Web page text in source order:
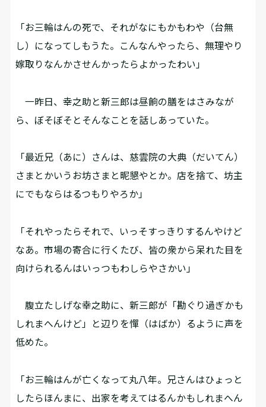
「お三輪はんの死で、それがなにもかもわや（台無
し）になってしもうた。こんなんやったら、無理やり
嫁取りなんかさせんかったらよかったわい」
一昨日、幸之助と新三郎は昼餉の膳をはさみなが
ら、ぼそぼそとそんなことを話しあっていた。
「最近兄（あに）さんは、慈雲院の大典（だいてん）
さまとかいうお坊さまと昵懇やとか。店を捨て、坊主
にでもならはるつもりやろか」
「それやったらそれで、いっそすっきりするんやけど
なあ。市場の寄合に行くたび、皆の衆から呆れた目を
向けられるんはいっつもわしらやさかい」
腹立たしげな幸之助に、新三郎が「勘ぐり過ぎかも
しれまへんけど」と辺りを憚（はばか）るように声を
低めた。
「お三輪はんが亡くなって丸八年。兄さんはひょっと
したらほんまに、出家を考えてはるんかもしれまへん